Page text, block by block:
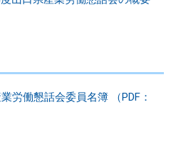
労働懇話会委員名簿 （PDF：